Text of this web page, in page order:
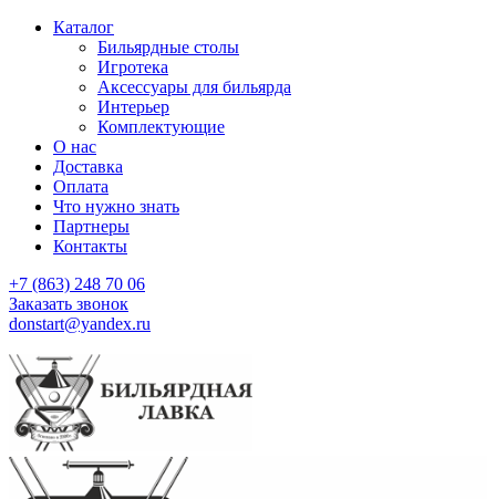
Каталог
Бильярдные столы
Игротека
Аксессуары для бильярда
Интерьер
Комплектующие
О нас
Доставка
Оплата
Что нужно знать
Партнеры
Контакты
+7 (863) 248 70 06
Заказать звонок
donstart@yandex.ru